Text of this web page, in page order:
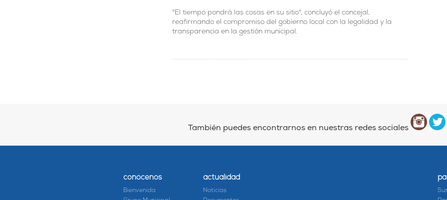
"El tiempo pondrá las cosas en su sitio", concluyó el concejal,
reafirmando el compromiso del gobierno local con la legalidad y la
transparencia en la gestión municipal.
También puedes encontrarnos en nuestras redes sociales
conócenos
Bienvenida
actualidad
Noticias